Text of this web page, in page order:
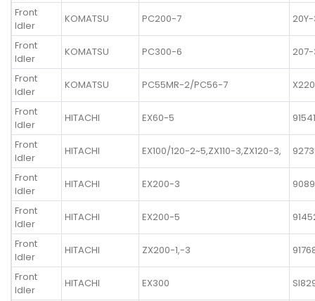
Front
Idler
KOMATSU PC200-7
Front
Idler
KOMATSU PC300-6
Front
Idler
KOMATSU PC55MR-2/PC56-7
Front
Idler
HITACHI EX60-5
Front
Idler
HITACHI EX100/120-2~5,ZX110-3,ZX120-3,
Front
Idler
HITACHI EX200-3
Front
Idler
HITACHI EX200-5
Front
Idler
HITACHI ZX200-1,-3
Front
Idler
HITACHI EX300